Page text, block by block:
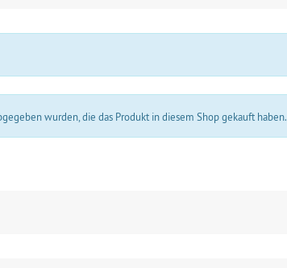
wurden, die das Produkt in diesem Shop gekauft haben.